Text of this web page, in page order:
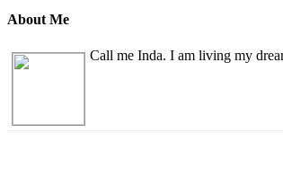
About Me
Call me Inda. I am living my